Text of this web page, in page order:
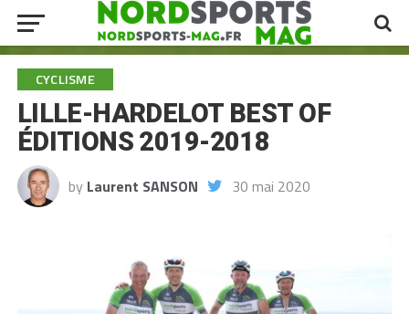
CYCLISME
LILLE-HARDELOT BEST OF
ÉDITIONS 2019-2018
by Laurent SANSON 30 mai 2020